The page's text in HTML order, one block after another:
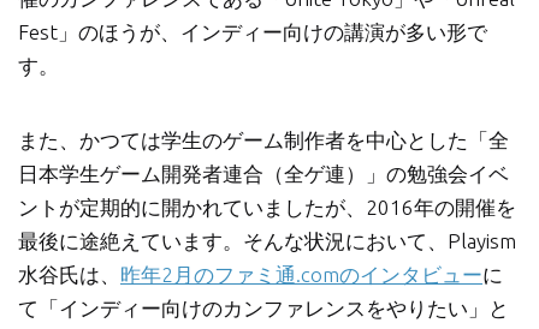
Fest」のほうが、インディー向けの講演が多い形で
す。
また、かつては学生のゲーム制作者を中心とした「全
日本学生ゲーム開発者連合（全ゲ連）」の勉強会イベ
ントが定期的に開かれていましたが、2016年の開催を
最後に途絶えています。そんな状況において、Playism
水谷氏は、 昨年2月のファミ通.comのインタビューに
て「インディー向けのカンファレンスをやりたい」と